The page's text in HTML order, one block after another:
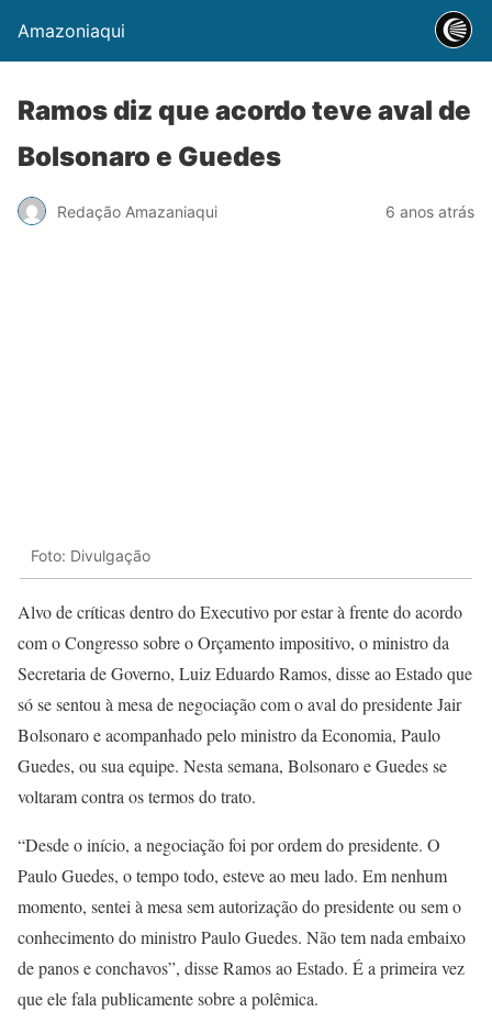
Amazoniaqui
Ramos diz que acordo teve aval de
Bolsonaro e Guedes
Redação Amazaniaqui 6 anos atrás
Foto: Divulgação
Alvo de críticas dentro do Executivo por estar à frente do acordo
com o Congresso sobre o Orçamento impositivo, o ministro da
Secretaria de Governo, Luiz Eduardo Ramos, disse ao Estado que
só se sentou à mesa de negociação com o aval do presidente Jair
Bolsonaro e acompanhado pelo ministro da Economia, Paulo
Guedes, ou sua equipe. Nesta semana, Bolsonaro e Guedes se
voltaram contra os termos do trato.
“Desde o início, a negociação foi por ordem do presidente. O
Paulo Guedes, o tempo todo, esteve ao meu lado. Em nenhum
momento, sentei à mesa sem autorização do presidente ou sem o
conhecimento do ministro Paulo Guedes. Não tem nada embaixo
de panos e conchavos”, disse Ramos ao Estado. É a primeira vez
que ele fala publicamente sobre a polêmica.